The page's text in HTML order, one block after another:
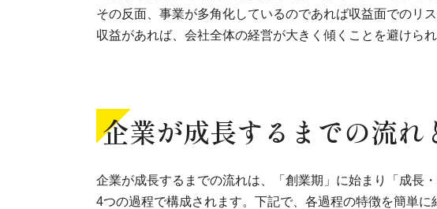
その反面、事業が多角化しているのであれば収益面でのリ
収益があれば、会社全体の経営が大きく傾くことを避けられ
企業が成長するまでの流れ
企業が成長するまでの流れは、「創業期」に始まり「成長
4つの過程で構成されます。下記で、各過程の特徴を簡単に